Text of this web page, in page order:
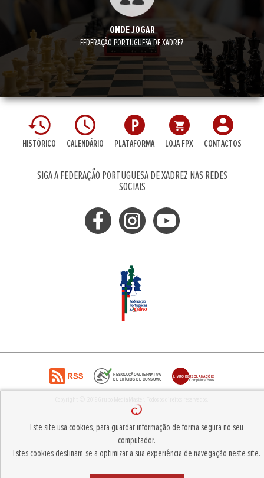
ONDE JOGAR
FEDERAÇÃO PORTUGUESA DE XADREZ
HISTÓRICO CALENDÁRIO PLATAFORMA LOJA FPX CONTACTOS
SIGA A FEDERAÇÃO PORTUGUESA DE XADREZ NAS REDES
SOCIAIS